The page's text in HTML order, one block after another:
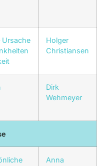
Ursache
Holger
Christiansen
Dirk
Wehmeyer
Anna